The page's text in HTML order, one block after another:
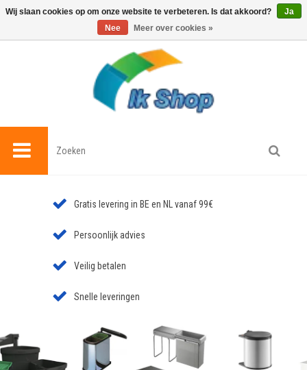
0
Gratis levering in BE en NL vanaf 99€
Persoonlijk advies
Veilig betalen
Snelle leveringen
Wij slaan cookies op om onze website te verbeteren. Is dat akkoord?
Ja
Nee
Meer over cookies »